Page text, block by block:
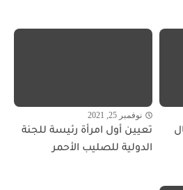
نوفمبر 25, 2021
تعيين أول امرأة رئيسة للجنة
الدولية للصليب الأحمر